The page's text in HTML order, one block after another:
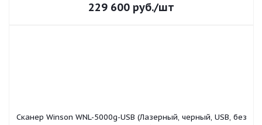
229 600 руб./шт
Сканер Winson WNL-5000g-USB (Лазерный, черный, USB, без